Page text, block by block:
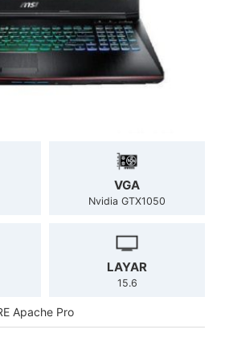
VGA
Nvidia GTX1050
LAYAR
15.6
Apache Pro